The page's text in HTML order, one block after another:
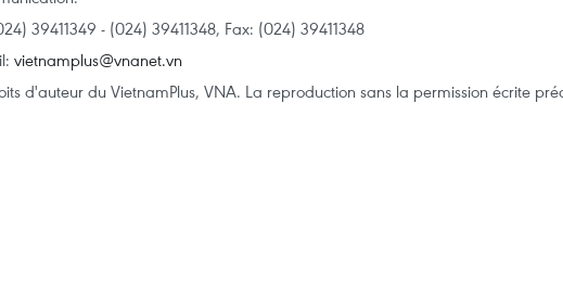
39411349 - (024) 39411348, Fax: (024) 39411348
vietnamplus@vnanet.vn
d'auteur du VietnamPlus, VNA. La reproduction sans la permission écrite